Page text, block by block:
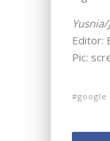
Editor:
Pic:
google